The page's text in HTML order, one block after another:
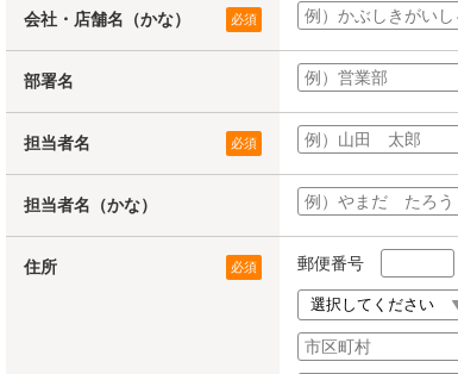
会社・店舗名（かな） 必須
部署名
担当者名 必須
担当者名（かな）
住所 必須 郵便番号